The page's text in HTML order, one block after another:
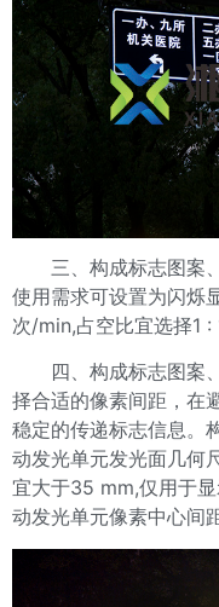
三、构成标志图案
使用需求可设置为闪烁
次/min,占空比宜选择1 :
四、构成标志图案
择合适的像素间距，在
稳定的传递标志信息。
动发光单元发光面几何
宜大于35 mm,仅用于
动发光单元像素中心间